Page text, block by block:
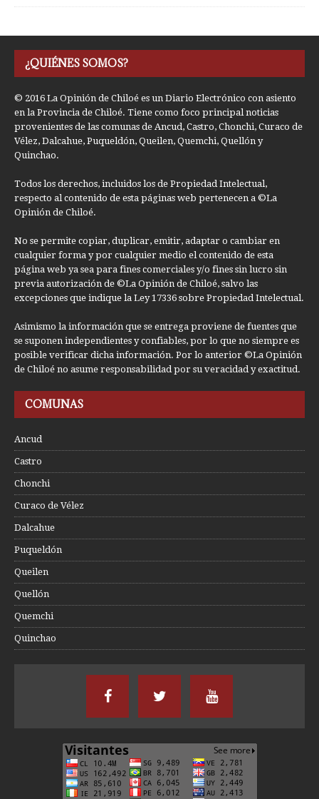
¿QUIÉNES SOMOS?
© 2016 La Opinión de Chiloé es un Diario Electrónico con asiento
en la Provincia de Chiloé. Tiene como foco principal noticias
provenientes de las comunas de Ancud, Castro, Chonchi, Curaco de
Vélez, Dalcahue, Puqueldón, Queilen, Quemchi, Quellón y
Quinchao.
Todos los derechos, incluidos los de Propiedad Intelectual,
respecto al contenido de esta páginas web pertenecen a ©La
Opinión de Chiloé.
No se permite copiar, duplicar, emitir, adaptar o cambiar en
cualquier forma y por cualquier medio el contenido de esta
página web ya sea para fines comerciales y/o fines sin lucro sin
previa autorización de ©La Opinión de Chiloé, salvo las
excepciones que indique la Ley 17336 sobre Propiedad Intelectual.
Asimismo la información que se entrega proviene de fuentes que
se suponen independientes y confiables, por lo que no siempre es
posible verificar dicha información. Por lo anterior ©La Opinión
de Chiloé no asume responsabilidad por su veracidad y exactitud.
COMUNAS
Ancud
Castro
Chonchi
Curaco de Vélez
Dalcahue
Puqueldón
Queilen
Quellón
Quemchi
Quinchao